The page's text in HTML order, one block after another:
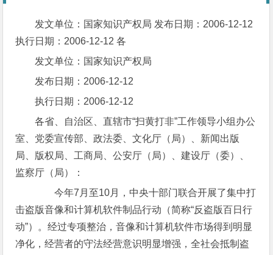
发文单位：国家知识产权局 发布日期：2006-12-12
执行日期：2006-12-12 各
发文单位：国家知识产权局
发布日期：2006-12-12
执行日期：2006-12-12
各省、自治区、直辖市“扫黄打非”工作领导小组办公
室、党委宣传部、政法委、文化厅（局）、新闻出版
局、版权局、工商局、公安厅（局）、建设厅（委）、
监察厅（局）：
今年7月至10月，中央十部门联合开展了集中打
击盗版音像和计算机软件制品行动（简称“反盗版百日行
动”）。经过专项整治，音像和计算机软件市场得到明显
净化，经营者的守法经营意识明显增强，全社会抵制盗